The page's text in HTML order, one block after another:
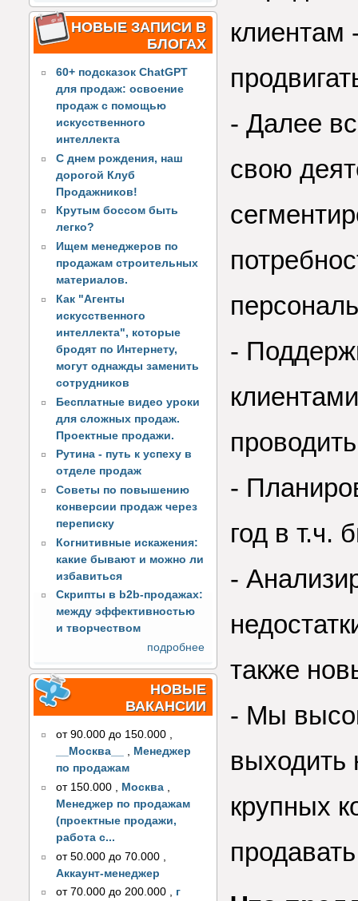
НОВЫЕ ЗАПИСИ В
БЛОГАХ
60+ подсказок ChatGPT
для продаж: освоение
продаж с помощью
искусственного
интеллекта
С днем рождения, наш
дорогой Клуб
Продажников!
Крутым боссом быть
легко?
Ищем менеджеров по
продажам строительных
материалов.
Как "Агенты
искусственного
интеллекта", которые
бродят по Интернету,
могут однажды заменить
сотрудников
Бесплатные видео уроки
для сложных продаж.
Проектные продажи.
Рутина - путь к успеху в
отделе продаж
Советы по повышению
конверсии продаж через
переписку
Когнитивные искажения:
какие бывают и можно ли
избавиться
Скрипты в b2b-продажах:
между эффективностью
и творчеством
подробнее
НОВЫЕ
ВАКАНСИИ
от 90.000 до 150.000 ,
__Москва__
, Менеджер
по продажам
от 150.000
Москва
Менеджер по продажам
(проектные продажи,
работа с...
от 50.000 до 70.000
Аккаунт-менеджер
от 70.000 до 200.000 , г
клиентам
- Далее
свою
-
-
год в т.ч.
-
также
- Мы
крупных